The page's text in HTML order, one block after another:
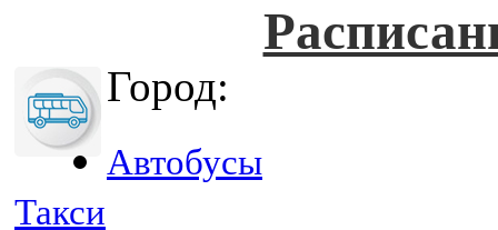
Город:
Автобусы
Такси